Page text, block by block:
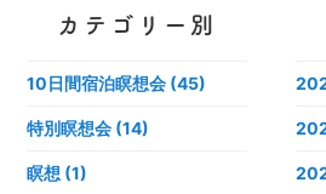
カテゴリー別
10日間宿泊瞑想会 (45)
特別瞑想会 (14)
瞑想 (1)